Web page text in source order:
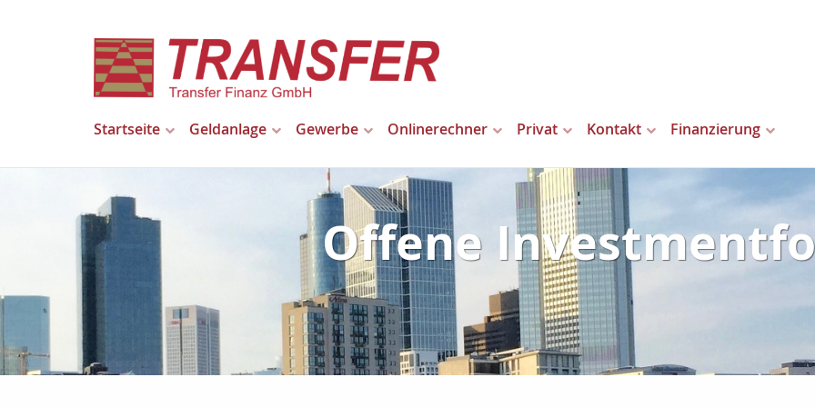
Startseite Geldanlage Gewerbe Onlinerechner Privat Kontakt Finanzierung
Offene